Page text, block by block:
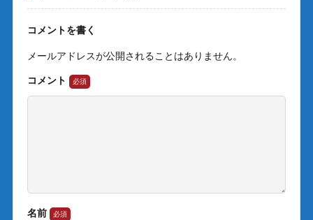
コメントを書く
メールアドレスが公開されることはありません。
コメント
名前